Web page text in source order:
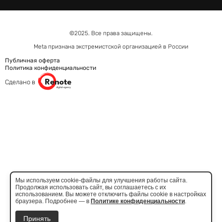
©2025. Все права защищены.
Meta признана экстремистcкой организацией в России
Публичная оферта
Политика конфиденциальности
Сделано в
Мы используем cookie-файлы для улучшения работы сайта.
Продолжая использовать сайт, вы соглашаетесь с их
использованием. Вы можете отключить файлы cookie в настройках
браузера. Подробнее — в Политике конфиденциальности.
Принять